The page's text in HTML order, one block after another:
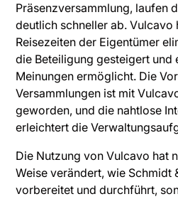
Präsenzversammlung, laufen
deutlich schneller ab. Vulcavo
Reisezeiten der Eigentümer
die Beteiligung gesteigert und
Meinungen ermöglicht. Die
Versammlungen ist mit
geworden, und die nahtlose
erleichtert die
Die Nutzung von Vulcavo hat
Weise verändert, wie Schmidt
vorbereitet und durchführt,